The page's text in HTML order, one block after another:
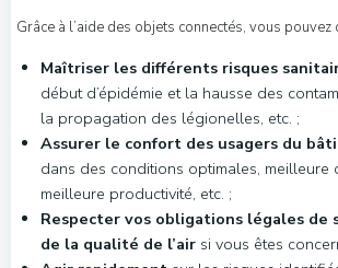
Grâce à l’aide des objets connectés, vous pouvez
Maîtriser les différents risques
début d’épidémie et la hausse des
la propagation des légionelles, etc. ;
Assurer le confort des usagers du
dans des conditions optimales, meilleure
meilleure productivité, etc. ;
Respecter vos obligations légales de
de la qualité de l’airsi vous êtes